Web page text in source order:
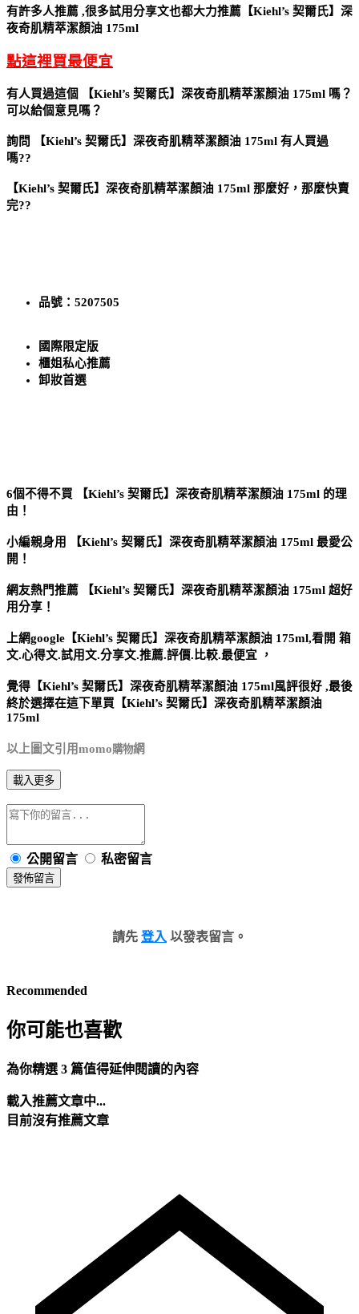
有許多人推薦 ,很多試用分享文也都大力推薦 【Kiehl’s 契爾氏】深
夜奇肌精萃潔顏油 175ml
點這裡買最便宜
有人買過這個 【Kiehl’s 契爾氏】深夜奇肌精萃潔顏油 175ml 嗎？
可以給個意見嗎？
詢問 【Kiehl’s 契爾氏】深夜奇肌精萃潔顏油 175ml 有人買過
嗎??
【Kiehl’s 契爾氏】深夜奇肌精萃潔顏油 175ml 那麼好，那麼快賣
完??
品號：5207505
國際限定版
櫃姐私心推薦
卸妝首選
6個不得不買 【Kiehl’s 契爾氏】深夜奇肌精萃潔顏油 175ml 的理
由！
小編親身用 【Kiehl’s 契爾氏】深夜奇肌精萃潔顏油 175ml 最愛公
開！
網友熱門推薦 【Kiehl’s 契爾氏】深夜奇肌精萃潔顏油 175ml 超好
用分享！
上網google 【Kiehl’s 契爾氏】深夜奇肌精萃潔顏油 175ml,看開 箱
文.心得文.試用文.分享文.推薦.評價.比較.最便宜 ，
覺得 【Kiehl’s 契爾氏】深夜奇肌精萃潔顏油 175ml風評很好 ,最後
終於選擇在這下單買 【Kiehl’s 契爾氏】深夜奇肌精萃潔顏油
175ml
以上圖文引用momo購物網
載入更多
公開留言 私密留言
發佈留言
請先 登入 以發表留言。
Recommended
你可能也喜歡
為你精選 3 篇值得延伸閱讀的內容
載入推薦文章中...
目前沒有推薦文章